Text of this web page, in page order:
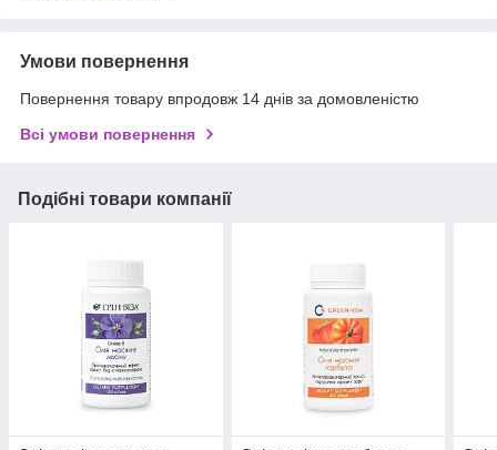
Умови повернення
Повернення товару впродовж 14 днів за домовленістю
Всі умови повернення
Подібні товари компанії